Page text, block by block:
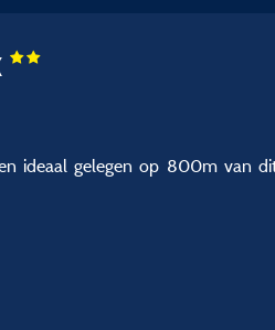
ideaal gelegen op 800m van